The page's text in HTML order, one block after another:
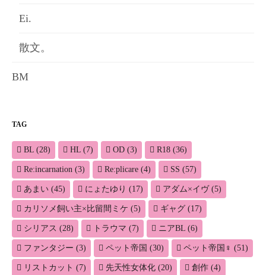
Ei.
散文。
BM
TAG
BL (28) HL (7) OD (3) R18 (36)
Re:incarnation (3) Re:plicare (4) SS (57)
あまい (45) にょたゆり (17) アダム×イヴ(5)
カリソメ飼い主×比留間ミケ (5) ギャグ (17)
シリアス (28) トラウマ (7) ニアBL (6)
ファンタジー (3) ペット帝国 (30) ペット帝国♀ (51)
リストカット (7) 先天性女体化 (20) 創作 (4)